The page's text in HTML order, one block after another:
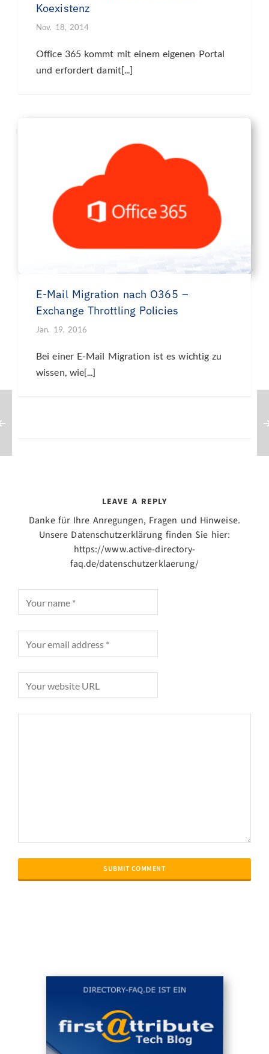
Koexistenz
Nov. 18, 2014
Office 365 kommt mit einem eigenen Portal
und erfordert damit[...]
E-Mail Migration nach O365 –
Exchange Throttling Policies
Jan. 19, 2016
Bei einer E-Mail Migration ist es wichtig zu
wissen, wie[...]
LEAVE A REPLY
Danke für Ihre Anregungen, Fragen und Hinweise.
Unsere Datenschutzerklärung finden Sie hier:
https://www.active-directory-
faq.de/datenschutzerklaerung/